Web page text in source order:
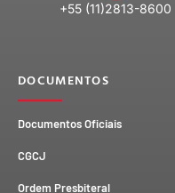
+55 (11)2813-8600
DOCUMENTOS
Documentos Oficiais
CGCJ
Ordem Presbiteral